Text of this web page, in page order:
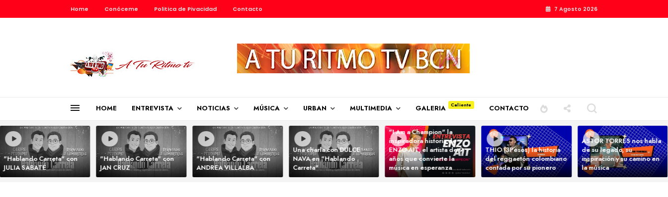
Home Conóceme Politica de Pivacidad Contacto 7 Agosto 2026
HOME ENTREVISTA NOTICIAS MÚSICA URBAN MULTIMEDIA GALERIA CONTACTO
"Hablando Carreta" con
JULIA SABATÉ
"Hablando Carreta" con
JAN CRUZ
"Hablando Carreta" con
ANDREA VILLALBA
Una charla con DULCE
NAVA en "Hablando
Carreta"
"I Am a Champion" la
inspiradora historia de
ENZO AIT, el artista de 9
años que convierte la
música en esperanza
THIO (3Pesos) la historia
del reggaetón colombiano
contada por su pionero
ASTOR TORRES nos habla
de su legado, su
inspiración y su camino en
la música